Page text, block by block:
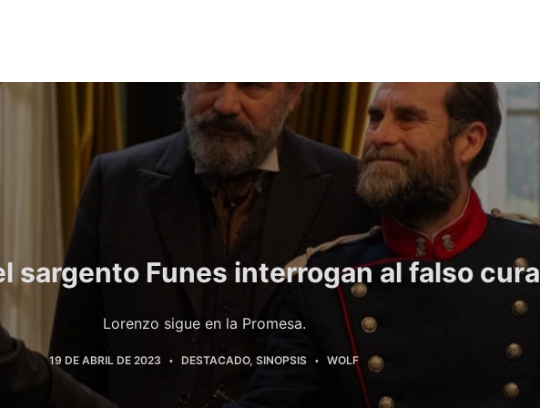
sargento Funes interrogan al falso cura
Lorenzo sigue en la Promesa.
19 DE ABRIL DE 2023 DESTACADO, SINOPSIS WOLF